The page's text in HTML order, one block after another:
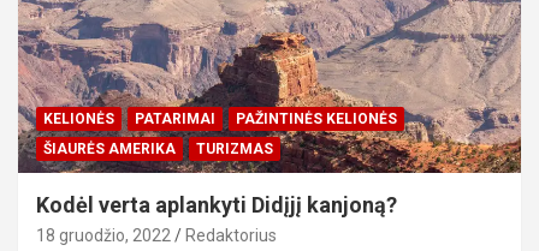
KELIONĖS PATARIMAI
PAŽINTINĖS KELIONĖS
ŠIAURĖS AMERIKA
TURIZMAS
Kodėl verta aplankyti Didįjį kanjoną?
18 gruodžio, 2022 Redaktorius